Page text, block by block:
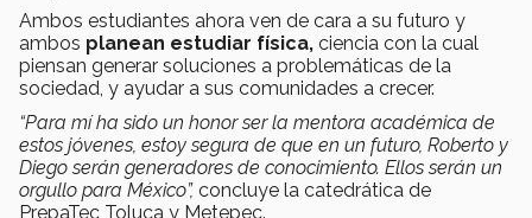
Ambos estudiantes ahora ven de cara a su futuro y
ambos planean estudiar física, ciencia con la cual
piensan generar soluciones a problemáticas de la
sociedad, y ayudar a sus comunidades a crecer.
“Para mí ha sido un honor ser la mentora académica de
estos jóvenes, estoy segura de que en un futuro, Roberto y
Diego serán generadores de conocimiento. Ellos serán un
orgullo para México”, concluye la catedrática de
PrepaTec Toluca y Metepec.